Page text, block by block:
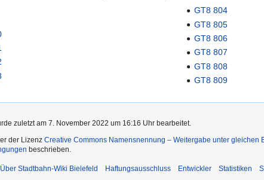
GT8 804
GT8 805
GT8 806
GT8 807
GT8 808
GT8 809
zuletzt am 7. November 2022 um 16:16 Uhr bearbeitet.
der Lizenz Creative Commons Namensnennung – Weitergabe unter gleichen
beschrieben.
Über Stadtbahn-Wiki Bielefeld Haftungsausschluss Entwickler Statistiken